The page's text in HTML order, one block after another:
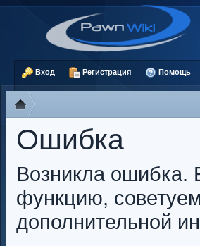
Вход Регистрация Помощь
Ошибка
Возникла ошибка.
функцию,
дополнительной